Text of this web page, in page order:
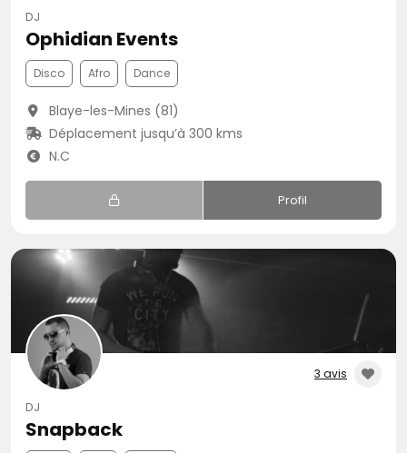
DJ
Ophidian Events
Disco Afro Dance
Blaye-les-Mines (81)
Déplacement jusqu’à 300 kms
N.C
Profil
3 avis
DJ
Snapback